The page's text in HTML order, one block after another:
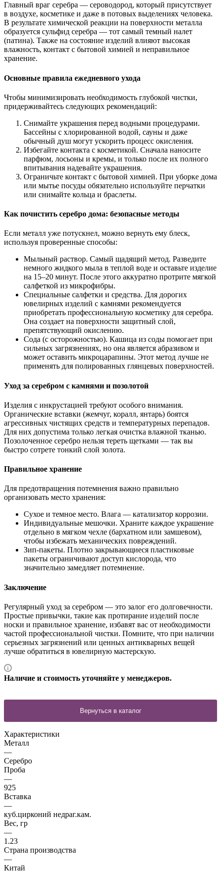
Главный враг серебра — сероводород, который присутствует
в воздухе, косметике и даже в потовых выделениях человека.
В результате химической реакции на поверхности металла
образуется сульфид серебра — тот самый темный налет
(патина). Также на состояние изделий влияют высокая
влажность, контакт с бытовой химией и неправильное
хранение.
Основные правила ежедневного ухода
Чтобы минимизировать необходимость глубокой чистки,
придерживайтесь следующих рекомендаций:
Снимайте украшения перед водными процедурами.
Бассейны с хлорированной водой, сауны и даже
обычный душ могут ускорить процесс окисления.
Избегайте контакта с косметикой. Сначала наносите
парфюм, лосьоны и кремы, и только после их полного
впитывания надевайте украшения.
Ограничьте контакт с бытовой химией. При уборке дома
или мытье посуды обязательно используйте перчатки
или снимайте кольца и браслеты.
Как почистить серебро дома: безопасные методы
Если металл уже потускнел, можно вернуть ему блеск,
используя проверенные способы:
Мыльный раствор. Самый щадящий метод. Разведите
немного жидкого мыла в теплой воде и оставьте изделие
на 15–20 минут. После этого аккуратно протрите мягкой
салфеткой из микрофибры.
Специальные салфетки и средства. Для дорогих
ювелирных изделий с камнями рекомендуется
приобретать профессиональную косметику для серебра.
Она создает на поверхности защитный слой,
препятствующий окислению.
Сода (с осторожностью). Кашица из соды помогает при
сильных загрязнениях, но она является абразивом и
может оставить микроцарапины. Этот метод лучше не
применять для полированных глянцевых поверхностей.
Уход за серебром с камнями и позолотой
Изделия с инкрустацией требуют особого внимания.
Органические вставки (жемчуг, коралл, янтарь) боятся
агрессивных чистящих средств и температурных перепадов.
Для них допустима только легкая очистка влажной тканью.
Позолоченное серебро нельзя тереть щетками — так вы
быстро сотрете тонкий слой золота.
Правильное хранение
Для предотвращения потемнения важно правильно
организовать место хранения:
Сухое и темное место. Влага — катализатор коррозии.
Индивидуальные мешочки. Храните каждое украшение
отдельно в мягком чехле (бархатном или замшевом),
чтобы избежать механических повреждений.
Зип-пакеты. Плотно закрывающиеся пластиковые
пакеты ограничивают доступ кислорода, что
значительно замедляет потемнение.
Заключение
Регулярный уход за серебром — это залог его долговечности.
Простые привычки, такие как протирание изделий после
носки и правильное хранение, избавят вас от необходимости
частой профессиональной чистки. Помните, что при наличии
серьезных загрязнений или ценных антикварных вещей
лучше обратиться в ювелирную мастерскую.
Наличие и стоимость уточняйте у менеджеров.
Характеристики
Металл
—
Серебро
Проба
—
925
Вставка
—
куб.цирконий недраг.кам.
Вес, гр
—
1.23
Страна производства
—
Китай